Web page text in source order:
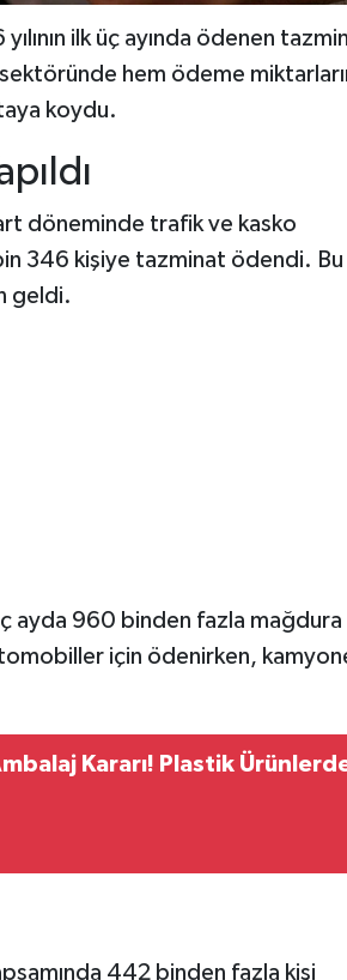
ilk üç ayında ödenen
hem ödeme
koydu.
döneminde trafik ve kasko
346 kişiye tazminat ödendi. Bu
geldi.
ayda 960 binden fazla mağdura
için ödenirken,
Kararı! Plastik
442 binden fazla kişi